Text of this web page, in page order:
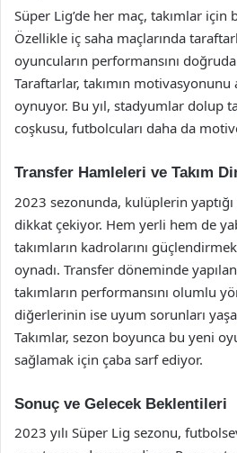
Süper Lig’de her maç, takımlar için
Özellikle iç saha maçlarında
oyuncuların performansını
Taraftarlar, takımın
oynuyor. Bu yıl, stadyumlar dolup
coşkusu, futbolcuları daha da
Transfer Hamleleri ve Takım
2023 sezonunda, kulüplerin
dikkat çekiyor. Hem yerli hem de
takımların kadrolarını
oynadı. Transfer döneminde
takımların performansını olumlu
diğerlerinin ise uyum sorunları
Takımlar, sezon boyunca bu yeni
sağlamak için çaba sarf ediyor.
Sonuç ve Gelecek Beklentileri
2023 yılı Süper Lig sezonu,